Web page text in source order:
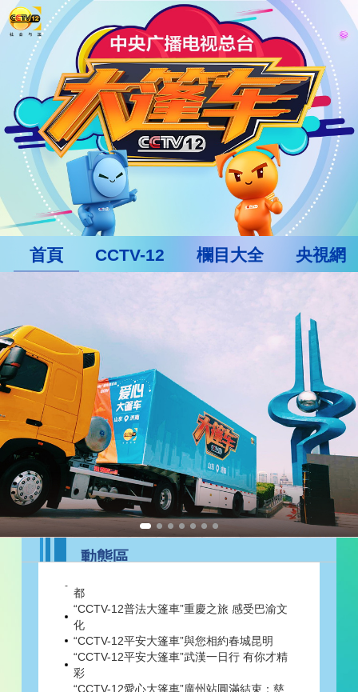
首頁 CCTV-12 欄目大全 央視網
動態區
央視首個頻道卡通品牌形象方方圓圓進校園
“CCTV-12平安大篷車”駛入呼和浩特 盡享塞
外風情
都
“CCTV-12普法大篷車”重慶之旅 感受巴渝文
化
“CCTV-12平安大篷車”與您相約春城昆明
“CCTV-12平安大篷車”武漢一日行 有你才精
彩
“CCTV-12愛心大篷車”廣州站圓滿結束：慈